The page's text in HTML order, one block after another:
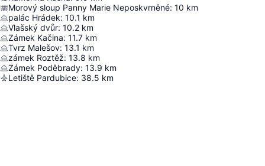
Morový sloup Panny Marie Neposkvrněné: 10 km
palác Hrádek: 10.1 km
Vlašský dvůr: 10.2 km
Zámek Kačina: 11.7 km
Tvrz Malešov: 13.1 km
zámek Roztěž: 13.8 km
Zámek Poděbrady: 13.9 km
Letiště Pardubice: 38.5 km